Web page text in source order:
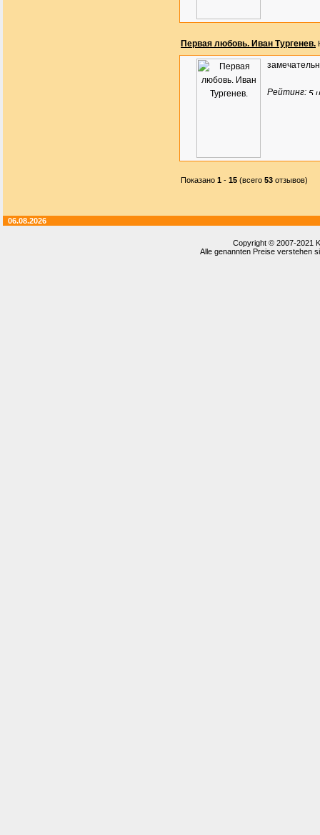
Первая любовь. Иван Тургенев.
Рейтинг:
Показано 1 - 15 (всего 53 отзывов)
06.08.2026
Copyright © 2007-2021
Alle genannten Preise verstehen